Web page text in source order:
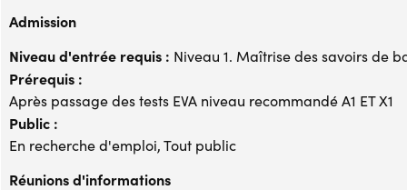
Admission
Niveau d'entrée requis : Niveau 1. Maîtrise des savoirs de
Prérequis :
Après passage des tests EVA niveau recommandé A1 ET X1
Public :
En recherche d'emploi, Tout public
Réunions d'informations